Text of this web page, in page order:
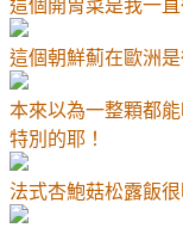
這個開胃菜是我一
這個朝鮮薊在歐洲
本來以為一整顆都
特別的耶！
法式杏鮑菇松露飯